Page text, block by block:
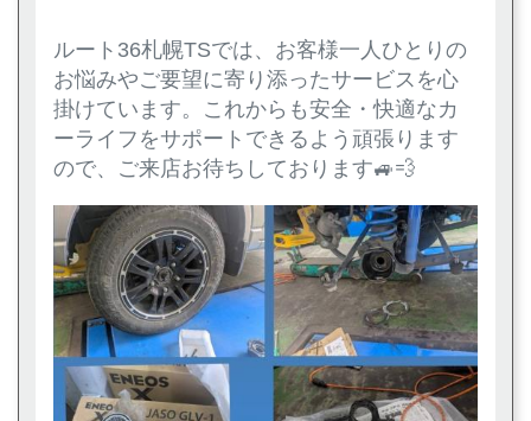
ルート36札幌TSでは、お客様一人ひとりの
お悩みやご要望に寄り添ったサービスを心
掛けています。これからも安全・快適なカ
ーライフをサポートできるよう頑張ります
ので、ご来店お待ちしております🚙💨